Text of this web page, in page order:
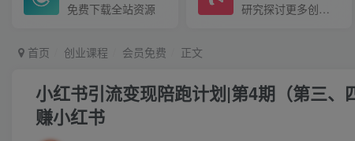
免费下载全站资源 研究探讨更多创业项目路子。
首页 创业课程 会员免费 正文
小红书引流变现陪跑计划|第4期（第三
赚小红书